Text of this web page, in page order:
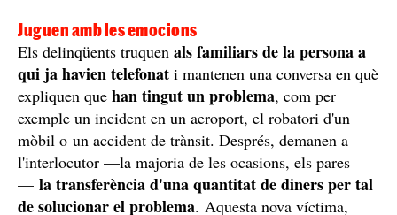
Juguen amb les emocions
Els delinqüents truquen als familiars de la persona a
qui ja havien telefonat i mantenen una conversa en què
expliquen que han tingut un problema, com per
exemple un incident en un aeroport, el robatori d'un
mòbil o un accident de trànsit. Després, demanen a
l'interlocutor —la majoria de les ocasions, els pares
— la transferència d'una quantitat de diners per tal
de solucionar el problema. Aquesta nova víctima,